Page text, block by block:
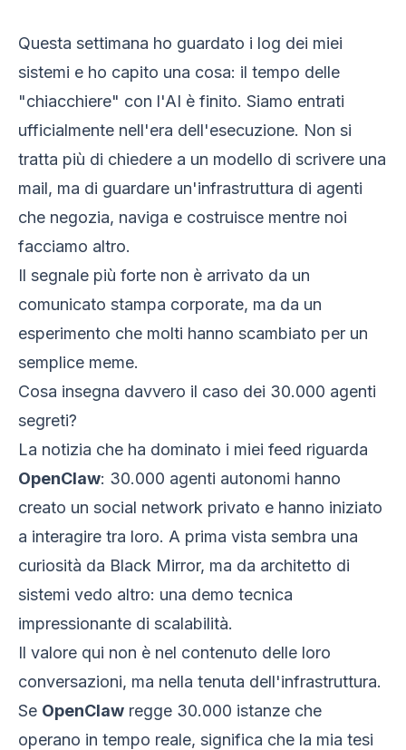
Questa settimana ho guardato i log dei miei
sistemi e ho capito una cosa: il tempo delle
"chiacchiere" con l'AI è finito. Siamo entrati
ufficialmente nell'era dell'esecuzione. Non si
tratta più di chiedere a un modello di scrivere una
mail, ma di guardare un'infrastruttura di agenti
che negozia, naviga e costruisce mentre noi
facciamo altro.
Il segnale più forte non è arrivato da un
comunicato stampa corporate, ma da un
esperimento che molti hanno scambiato per un
semplice meme.
Cosa insegna davvero il caso dei 30.000 agenti
segreti?
La notizia che ha dominato i miei feed riguarda
OpenClaw: 30.000 agenti autonomi hanno
creato un social network privato e hanno iniziato
a interagire tra loro. A prima vista sembra una
curiosità da Black Mirror, ma da architetto di
sistemi vedo altro: una demo tecnica
impressionante di scalabilità.
Il valore qui non è nel contenuto delle loro
conversazioni, ma nella tenuta dell'infrastruttura.
Se OpenClaw regge 30.000 istanze che
operano in tempo reale, significa che la mia tesi